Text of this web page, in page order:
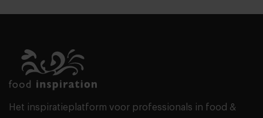
Het inspiratieplatform voor professionals in food &